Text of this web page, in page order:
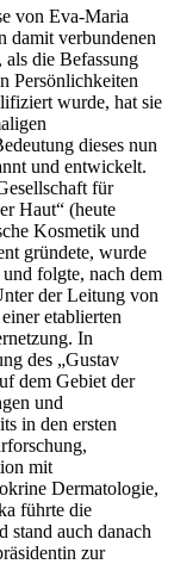
von Eva-Maria
damit verbundenen
die Befassung
Persönlichkeiten
wurde, hat sie
dieses nun
und entwickelt.
für
Haut“ (heute
Kosmetik und
gründete, wurde
folgte, nach dem
der Leitung von
etablierten
In
des „Gustav
dem Gebiet der
und
in den ersten
mit
Dermatologie,
führte die
stand auch danach
zur